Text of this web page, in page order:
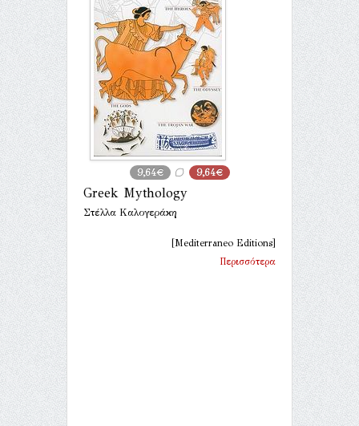
9,64€ 9,64€
Greek Mythology
Στέλλα Καλογεράκη
[Mediterraneo Editions]
Περισσότερα